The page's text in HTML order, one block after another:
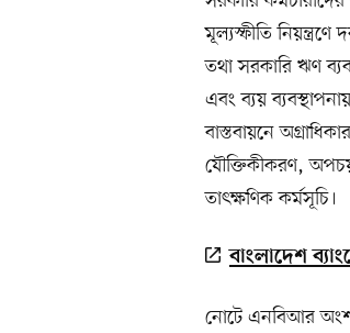
মূল্যস্ফীতি
তথা সরকারি ঋণ
এবং ব্যয়
বাস্তবায়নে
যৌক্তিকীকরণ, অপচয়
তাৎক্ষণিক কর্মসূচি।
বাংলাদেশ
নোটে এনবিআর অংশ